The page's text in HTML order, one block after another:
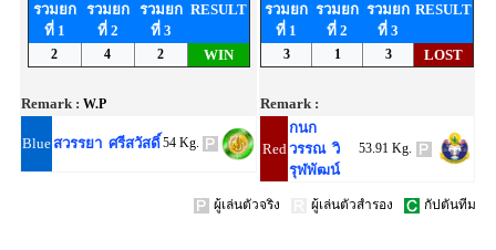
รวมยก
ที่ 1
รวมยก
ที่ 2
รวมยก
ที่ 3
RESULT
2 4 2 WIN
Remark : W.P
Blueสวรรยา ศรีสวัสดิ์54 Kg.
รวมยก
ที่ 1
รวมยก
ที่ 2
รวมยก
ที่ 3
RESULT
3 1 3 LOST
Remark :
Red
กนก
วรรณ วิ
รุฬพัฒน์
53.91 Kg.
ผู้เล่นตัวจริง ผู้เล่นตัวสำรอง กัปตันทีม